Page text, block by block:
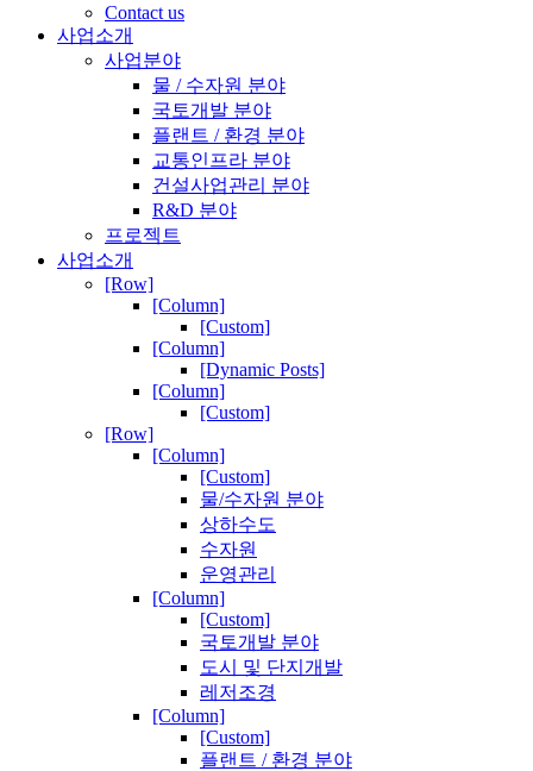
Contact us
사업소개
사업분야
물 / 수자원 분야
국토개발 분야
플랜트 / 환경 분야
교통인프라 분야
건설사업관리 분야
R&D 분야
프로젝트
사업소개
[Row]
[Column]
[Custom]
[Column]
[Dynamic Posts]
[Column]
[Custom]
[Row]
[Column]
[Custom]
물/수자원 분야
상하수도
수자원
운영관리
[Column]
[Custom]
국토개발 분야
도시 및 단지개발
레저조경
[Column]
[Custom]
플랜트 / 환경 분야